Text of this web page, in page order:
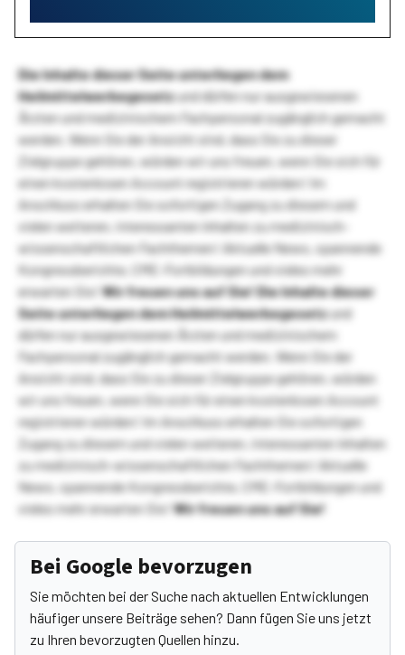
Die Inhalte dieser Seite unterliegen dem
Heilmittelwerbegesetzund dürfen nur ausgewiesenen
Ärzten und medizinischem Fachpersonal zugänglich gemacht
werden. Wenn Sie der Ansicht sind, dass Sie zu dieser
Zielgruppe gehören, würden wir uns freuen, wenn Sie sich für
einen kostenlosen Account registrieren würden! Im
Anschluss erhalten Sie sofortigen Zugang zu diesem und
vielen weiteren, interessanten Inhalten zu medizinisch-
wissenschaftlichen Fachthemen! Aktuelle News, spannende
Kongressberichte, CME-Fortbildungen und vieles mehr
erwarten Sie!Wir freuen uns auf Sie!Die Inhalte dieser
Seite unterliegen dem Heilmittelwerbegesetzund
dürfen nur ausgewiesenen Ärzten und medizinischem
Fachpersonal zugänglich gemacht werden. Wenn Sie der
Ansicht sind, dass Sie zu dieser Zielgruppe gehören, würden
wir uns freuen, wenn Sie sich für einen kostenlosen Account
registrieren würden! Im Anschluss erhalten Sie sofortigen
Zugang zu diesem und vielen weiteren, interessanten Inhalten
zu medizinisch-wissenschaftlichen Fachthemen! Aktuelle
News, spannende Kongressberichte, CME-Fortbildungen und
vieles mehr erwarten Sie!Wir freuen uns auf Sie!
Bei Google bevorzugen
Sie möchten bei der Suche nach aktuellen Entwicklungen
häufiger unsere Beiträge sehen? Dann fügen Sie uns jetzt
zu Ihren bevorzugten Quellen hinzu.